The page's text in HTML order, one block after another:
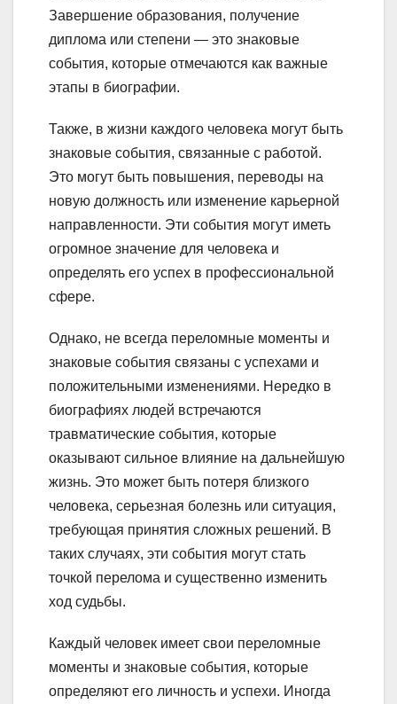
Завершение образования, получение
диплома или степени — это знаковые
события, которые отмечаются как важные
этапы в биографии.
Также, в жизни каждого человека могут быть
знаковые события, связанные с работой.
Это могут быть повышения, переводы на
новую должность или изменение карьерной
направленности. Эти события могут иметь
огромное значение для человека и
определять его успех в профессиональной
сфере.
Однако, не всегда переломные моменты и
знаковые события связаны с успехами и
положительными изменениями. Нередко в
биографиях людей встречаются
травматические события, которые
оказывают сильное влияние на дальнейшую
жизнь. Это может быть потеря близкого
человека, серьезная болезнь или ситуация,
требующая принятия сложных решений. В
таких случаях, эти события могут стать
точкой перелома и существенно изменить
ход судьбы.
Каждый человек имеет свои переломные
моменты и знаковые события, которые
определяют его личность и успехи. Иногда